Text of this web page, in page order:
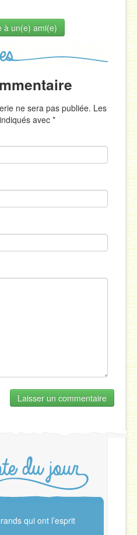
à un(e) ami(e)
ne sera pas publiée. Les
avec*
qui ont l’esprit